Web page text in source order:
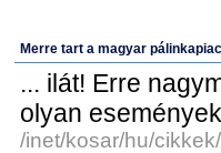
Merre tart a magyar
... ilát! Erre
olyan
/inet/kosar/hu/